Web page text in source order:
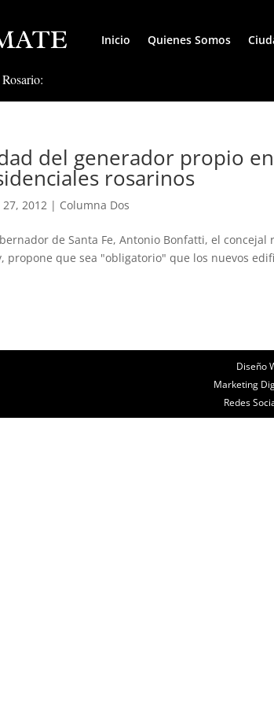
Inicio Quienes Somos
del generador propio
rosarinos
27, 2012 | Columna Dos
de Santa Fe, Antonio Bonfatti, el
propone que sea "obligatorio" que los nuevos
Diseño
Marketing
Redes